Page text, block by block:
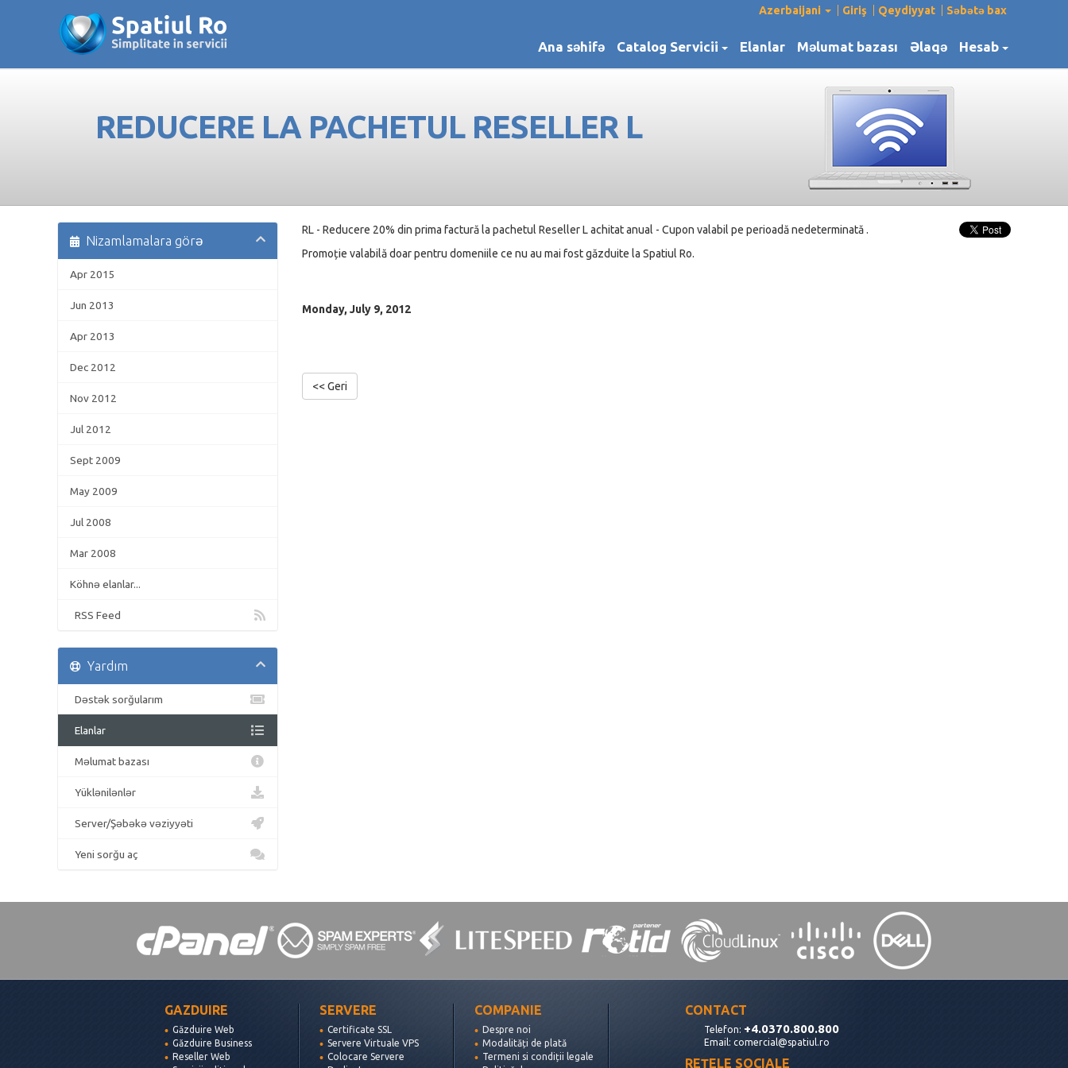
Azerbaijani Giriş Qeydiyyat Səbətə bax
Ana səhifə Catalog Servicii Elanlar Məlumat bazası Əlaqə Hesab
REDUCERE LA PACHETUL RESELLER L
Nizamlamalara görə
Apr 2015
Jun 2013
Apr 2013
Dec 2012
Nov 2012
Jul 2012
Sept 2009
May 2009
Jul 2008
Mar 2008
Köhnə elanlar...
RSS Feed
RL - Reducere 20% din prima factură la pachetul Reseller L achitat anual - Cupon valabil pe perioadă nedeterminată .
Promoție valabilă doar pentru domeniile ce nu au mai fost găzduite la Spatiul Ro.
Monday, July 9, 2012
<< Geri
Yardım
Dəstək sorğularım
Elanlar
Məlumat bazası
Yüklənilənlər
Server/Şəbəkə vəziyyəti
Yeni sorğu aç
GAZDUIRE
Găzduire Web
Găzduire Business
Reseller Web
SERVERE
Certificate SSL
Servere Virtuale VPS
Colocare Servere
COMPANIE
Despre noi
Modalități de plată
Termeni si condiții legale
CONTACT
Telefon: +4.0370.800.800
Email: comercial@spatiul.ro
REȚELE SOCIALE